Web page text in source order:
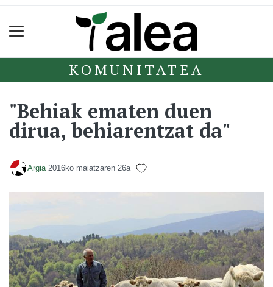
KOMUNITATEA
"Behiak ematen duen
dirua, behiarentzat da"
Argia 2016ko maiatzaren 26a